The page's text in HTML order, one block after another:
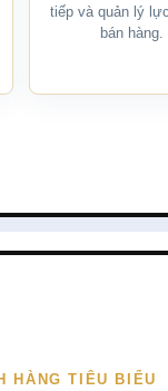
tiếp và quản lý
bán hàng.
HÀNG TIÊU BIỂU